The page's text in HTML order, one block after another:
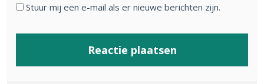
Stuur mij een e-mail als er nieuwe berichten zijn.